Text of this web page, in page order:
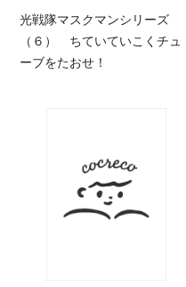
光戦隊マスクマンシリーズ
（６） ちていていこくチュ
ーブをたおせ！